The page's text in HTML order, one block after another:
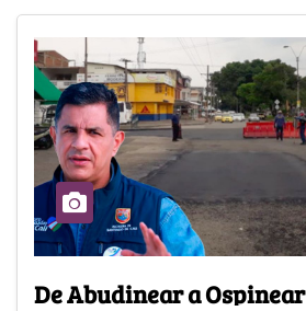
De Abudinear a Ospinear